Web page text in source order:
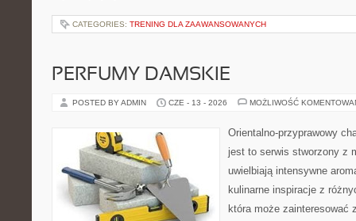
CATEGORIES: TRENING DLA ZAAWANSOWANYCH
PERFUMY DAMSKIE
POSTED BY ADMIN CZE - 13 - 2026 MOŻLIWOŚĆ
Orientalno-przyprawowy
jest to serwis stworzony z
uwielbiają intensywne
kulinarne inspiracje z
która może zainteresować